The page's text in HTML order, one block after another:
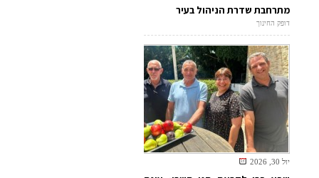
מתרחבת שדרת הניהול בעיר
דופק החינוך
יול 30, 2026